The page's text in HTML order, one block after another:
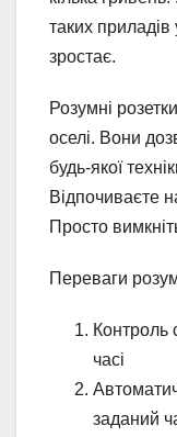
таких приладів
зростає.
Розумні
оселі. Вони
будь-якої
Відпочиваєте
Просто
Переваги
Контроль
часі
заданий